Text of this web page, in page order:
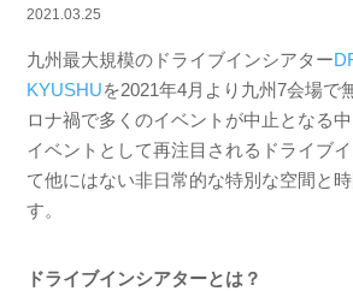
2021.03.25
九州最大規模のドライブインシアター
KYUSHUを2021年4月より九州7会場で
ロナ禍で多くのイベントが中止となる
イベントとして再注目されるドライブ
て他にはない非日常的な特別な空間と
す。
ドライブインシアターとは？